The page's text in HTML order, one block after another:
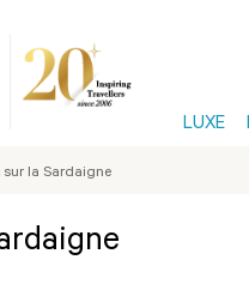
LUXE
la Sardaigne